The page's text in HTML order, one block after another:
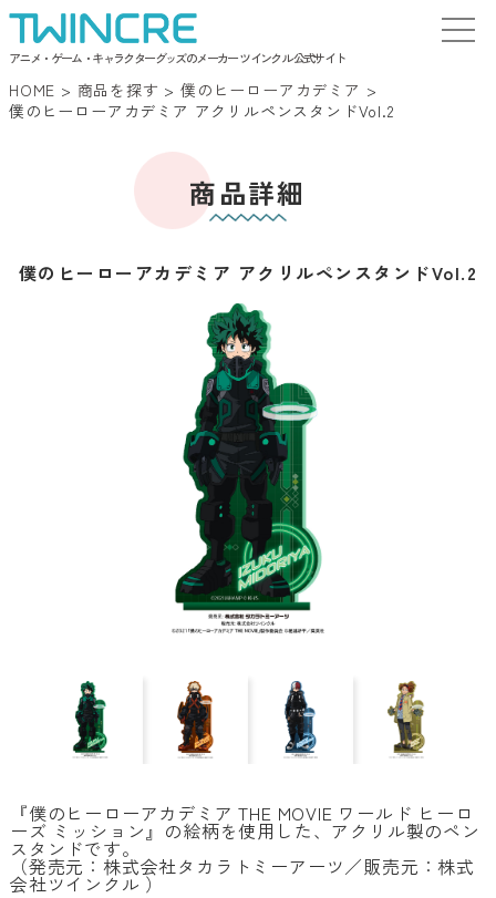
アニメ・ゲーム・キャラクターグッズのメーカー ツインクル 公式サイト
HOME > 商品を探す >僕のヒーローアカデミア >
僕のヒーローアカデミア アクリルペンスタンドVol.2
商品詳細
僕のヒーローアカデミア アクリルペンスタンドVol.2
『僕のヒーローアカデミア THE MOVIE ワールド ヒーロ
ーズ ミッション』の絵柄を使用した、アクリル製のペン
スタンドです。
（発売元：株式会社タカラトミーアーツ／販売元：株式
会社ツインクル ）